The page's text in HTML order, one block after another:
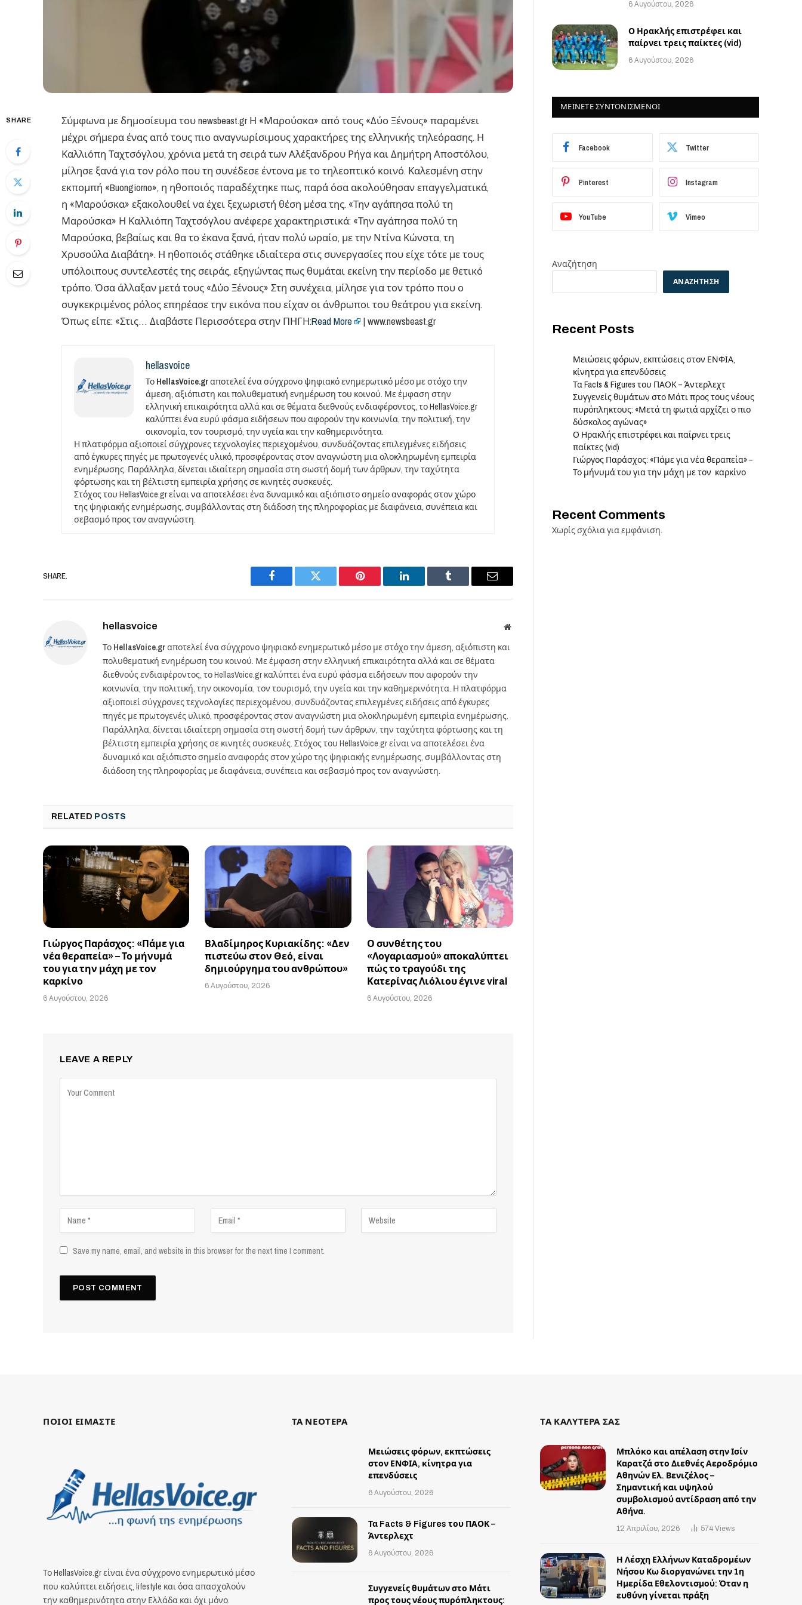
SHARE
Σύμφωνα με δημοσίευμα του newsbeast.gr ​Η «Μαρούσκα» από τους «Δύο Ξένους» παραμένει
μέχρι σήμερα ένας από τους πιο αναγνωρίσιμους χαρακτήρες της ελληνικής τηλεόρασης. Η
Καλλιόπη Ταχτσόγλου, χρόνια μετά τη σειρά των Αλέξανδρου Ρήγα και Δημήτρη Αποστόλου,
μίλησε ξανά για τον ρόλο που τη συνέδεσε έντονα με το τηλεοπτικό κοινό. Καλεσμένη στην
εκπομπή «Buongiorno», η ηθοποιός παραδέχτηκε πως, παρά όσα ακολούθησαν επαγγελματικά,
η «Μαρούσκα» εξακολουθεί να έχει ξεχωριστή θέση μέσα της. «Την αγάπησα πολύ τη
Μαρούσκα» Η Καλλιόπη Ταχτσόγλου ανέφερε χαρακτηριστικά: «Την αγάπησα πολύ τη
Μαρούσκα, βεβαίως και θα το έκανα ξανά, ήταν πολύ ωραίο, με την Ντίνα Κώνστα, τη
Χρυσούλα Διαβάτη». Η ηθοποιός στάθηκε ιδιαίτερα στις συνεργασίες που είχε τότε με τους
υπόλοιπους συντελεστές της σειράς, εξηγώντας πως θυμάται εκείνη την περίοδο με θετικό
τρόπο. Όσα άλλαξαν μετά τους «Δύο Ξένους» Στη συνέχεια, μίλησε για τον τρόπο που ο
συγκεκριμένος ρόλος επηρέασε την εικόνα που είχαν οι άνθρωποι του θεάτρου για εκείνη.
Όπως είπε: «Στις… Διαβάστε Περισσότερα στην ΠΗΓΗ:Read More | www.newsbeast.gr
hellasvoice
Το HellasVoice.grαποτελεί ένα σύγχρονο ψηφιακό ενημερωτικό μέσο με στόχο την
άμεση, αξιόπιστη και πολυθεματική ενημέρωση του κοινού. Με έμφαση στην
ελληνική επικαιρότητα αλλά και σε θέματα διεθνούς ενδιαφέροντος, το HellasVoice.gr
καλύπτει ένα ευρύ φάσμα ειδήσεων που αφορούν την κοινωνία, την πολιτική, την
οικονομία, τον τουρισμό, την υγεία και την καθημερινότητα.
Η πλατφόρμα αξιοποιεί σύγχρονες τεχνολογίες περιεχομένου, συνδυάζοντας επιλεγμένες ειδήσεις
από έγκυρες πηγές με πρωτογενές υλικό, προσφέροντας στον αναγνώστη μια ολοκληρωμένη εμπειρία
ενημέρωσης. Παράλληλα, δίνεται ιδιαίτερη σημασία στη σωστή δομή των άρθρων, την ταχύτητα
φόρτωσης και τη βέλτιστη εμπειρία χρήσης σε κινητές συσκευές.
Στόχος του HellasVoice.gr είναι να αποτελέσει ένα δυναμικό και αξιόπιστο σημείο αναφοράς στον χώρο
της ψηφιακής ενημέρωσης, συμβάλλοντας στη διάδοση της πληροφορίας με διαφάνεια, συνέπεια και
σεβασμό προς τον αναγνώστη.
SHARE.
Facebook Twitter Pinterest LinkedIn Tumblr Email
hellasvoice Website
Το HellasVoice.grαποτελεί ένα σύγχρονο ψηφιακό ενημερωτικό μέσο με στόχο την άμεση, αξιόπιστη και
πολυθεματική ενημέρωση του κοινού. Με έμφαση στην ελληνική επικαιρότητα αλλά και σε θέματα
διεθνούς ενδιαφέροντος, το HellasVoice.gr καλύπτει ένα ευρύ φάσμα ειδήσεων που αφορούν την
κοινωνία, την πολιτική, την οικονομία, τον τουρισμό, την υγεία και την καθημερινότητα. Η πλατφόρμα
αξιοποιεί σύγχρονες τεχνολογίες περιεχομένου, συνδυάζοντας επιλεγμένες ειδήσεις από έγκυρες
πηγές με πρωτογενές υλικό, προσφέροντας στον αναγνώστη μια ολοκληρωμένη εμπειρία ενημέρωσης.
Παράλληλα, δίνεται ιδιαίτερη σημασία στη σωστή δομή των άρθρων, την ταχύτητα φόρτωσης και τη
βέλτιστη εμπειρία χρήσης σε κινητές συσκευές. Στόχος του HellasVoice.gr είναι να αποτελέσει ένα
δυναμικό και αξιόπιστο σημείο αναφοράς στον χώρο της ψηφιακής ενημέρωσης, συμβάλλοντας στη
διάδοση της πληροφορίας με διαφάνεια, συνέπεια και σεβασμό προς τον αναγνώστη.
RELATED POSTS
Γιώργος Παράσχος: «Πάμε για
νέα θεραπεία» – Το μήνυμά
του για την μάχη με τον
καρκίνο
6 Αυγούστου, 2026
Βλαδίμηρος Κυριακίδης: «Δεν
πιστεύω στον Θεό, είναι
δημιούργημα του ανθρώπου»
6 Αυγούστου, 2026
Ο συνθέτης του
«Λογαριασμού» αποκαλύπτει
πώς το τραγούδι της
Κατερίνας Λιόλιου έγινε viral
6 Αυγούστου, 2026
LEAVE A REPLY
Save my name, email, and website in this browser for the next time I comment.
6 Αυγούστου, 2026
Ο Ηρακλής επιστρέφει και
παίρνει τρεις παίκτες (vid)
6 Αυγούστου, 2026
ΜΕΙΝΕΤΕ ΣΥΝΤΟΝΙΣΜΕΝΟΙ
Facebook Twitter
Pinterest Instagram
YouTube Vimeo
Αναζήτηση
ΑΝΑΖΉΤΗΣΗ
Recent Posts
Μειώσεις φόρων, εκπτώσεις στον ΕΝΦΙΑ,
κίνητρα για επενδύσεις
Τα Facts & Figures του ΠΑΟΚ – Άντερλεχτ
Συγγενείς θυμάτων στο Μάτι προς τους νέους
πυρόπληκτους: «Μετά τη φωτιά αρχίζει ο πιο
δύσκολος αγώνας»
Ο Ηρακλής επιστρέφει και παίρνει τρεις
παίκτες (vid)
Γιώργος Παράσχος: «Πάμε για νέα θεραπεία» –
Το μήνυμά του για την μάχη με τον καρκίνο
Recent Comments
Χωρίς σχόλια για εμφάνιση.
ΠΟΙΟΙ ΕΙΜΑΣΤΕ
Το HellasVoice.gr είναι ένα σύγχρονο ενημερωτικό μέσο
που καλύπτει ειδήσεις, lifestyle και όσα απασχολούν
την καθημερινότητα στην Ελλάδα και όχι μόνο.
ΤΑ ΝΕΟΤΕΡΑ
Μειώσεις φόρων, εκπτώσεις
στον ΕΝΦΙΑ, κίνητρα για
επενδύσεις
6 Αυγούστου, 2026
Τα Facts & Figures του ΠΑΟΚ –
Άντερλεχτ
6 Αυγούστου, 2026
Συγγενείς θυμάτων στο Μάτι
προς τους νέους πυρόπληκτους:
ΤΑ ΚΑΛΥΤΕΡΑ ΣΑΣ
Μπλόκο και απέλαση στην Ισίν
Καρατζά στο Διεθνές Αεροδρόμιο
Αθηνών Ελ. Βενιζέλος –
Σημαντική και υψηλού
συμβολισμού αντίδραση από την
Αθήνα.
12 Απριλίου, 2026 574Views
Η Λέσχη Ελλήνων Καταδρομέων
Νήσου Κω διοργανώνει την 1η
Ημερίδα Εθελοντισμού: Όταν η
ευθύνη γίνεται πράξη